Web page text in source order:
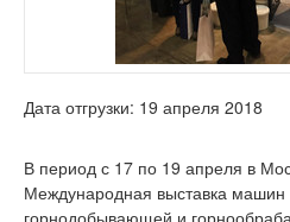
Дата отгрузки: 19 апреля 2018
В период с 17 по 19 апреля в
Международная выставка машин
горнодобывающей и